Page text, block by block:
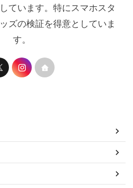
ています。特にスマホスタ
ズの検証を得意としていま
す。